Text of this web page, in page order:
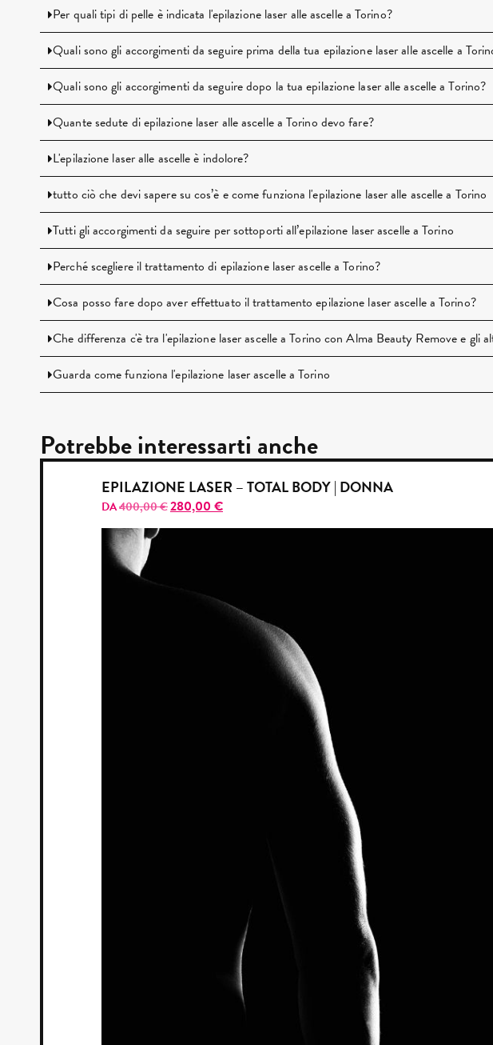
Per quali tipi di pelle è indicata l'epilazione laser alle ascelle a Torino?
Quali sono gli accorgimenti da seguire prima della tua epilazione laser alle ascelle a
Quali sono gli accorgimenti da seguire dopo la tua epilazione laser alle ascelle a Torino?
Quante sedute di epilazione laser alle ascelle a Torino devo fare?
L'epilazione laser alle ascelle è indolore?
tutto ciò che devi sapere su cos’è e come funziona l'epilazione laser alle ascelle a Torino
Tutti gli accorgimenti da seguire per sottoporti all’epilazione laser ascelle a Torino
Perché scegliere il trattamento di epilazione laser ascelle a Torino?
Cosa posso fare dopo aver effettuato il trattamento epilazione laser ascelle a Torino?
Che differenza c'è tra l'epilazione laser ascelle a Torino con Alma Beauty Remove e gli
Guarda come funziona l'epilazione laser ascelle a Torino
Potrebbe interessarti anche
EPILAZIONE LASER – TOTAL BODY | DONNA
DA400,00€280,00€